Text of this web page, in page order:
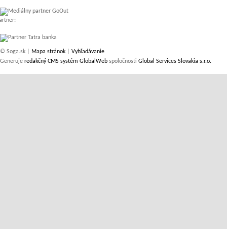
© Soga.sk | Mapa stránok
Vyhľadávanie
Generuje redakčný CMS systém GlobalWeb spoločnosti Global Services Slovakia s.r.o.